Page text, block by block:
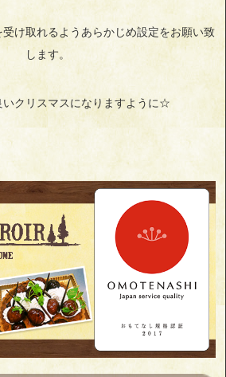
け取れるようあらかじめ設定をお願い致
します。
いクリスマスになりますように☆